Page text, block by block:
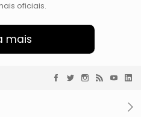
oficiais.
mais